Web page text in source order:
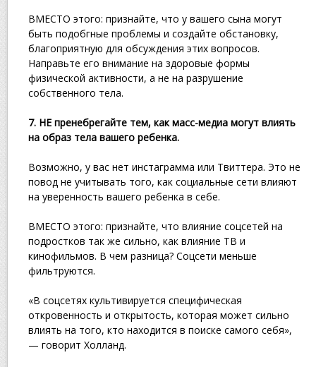
ВМЕСТО этого: признайте, что у вашего сына могут
быть подобгные проблемы и создайте обстановку,
благоприятную для обсуждения этих вопросов.
Направьте его внимание на здоровые формы
физической активности, а не на разрушение
собственного тела.
7. НЕ пренебрегайте тем, как масс-медиа могут влиять
на образ тела вашего ребенка.
Возможно, у вас нет инстаграмма или Твиттера. Это не
повод не учитывать того, как социальные сети влияют
на уверенность вашего ребенка в себе.
ВМЕСТО этого: признайте, что влияние соцсетей на
подростков так же сильно, как влияние ТВ и
кинофильмов. В чем разница? Соцсети меньше
фильтруются.
«В соцсетях культивируется специфическая
откровенность и открытость, которая может сильно
влиять на того, кто находится в поиске самого себя»,
— говорит Холланд.